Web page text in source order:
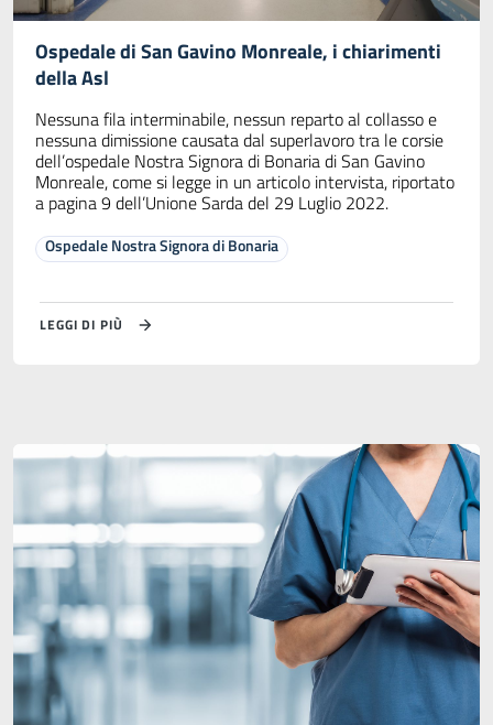
Ospedale di San Gavino Monreale, i chiarimenti
della Asl
Nessuna fila interminabile, nessun reparto al collasso e
nessuna dimissione causata dal superlavoro tra le corsie
dell’ospedale Nostra Signora di Bonaria di San Gavino
Monreale, come si legge in un articolo intervista, riportato
a pagina 9 dell’Unione Sarda del 29 Luglio 2022.
Ospedale Nostra Signora di Bonaria
LEGGI DI PIÙ